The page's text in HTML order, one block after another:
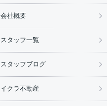
会社概要
スタッフ一覧
スタッフブログ
イクラ不動産